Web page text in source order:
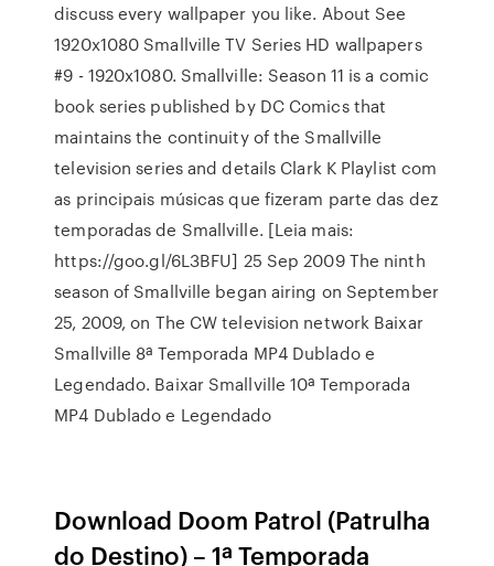
discuss every wallpaper you like. About See
1920x1080 Smallville TV Series HD wallpapers
#9 - 1920x1080. Smallville: Season 11 is a comic
book series published by DC Comics that
maintains the continuity of the Smallville
television series and details Clark K Playlist com
as principais músicas que fizeram parte das dez
temporadas de Smallville. [Leia mais:
https://goo.gl/6L3BFU] 25 Sep 2009 The ninth
season of Smallville began airing on September
25, 2009, on The CW television network Baixar
Smallville 8ª Temporada MP4 Dublado e
Legendado. Baixar Smallville 10ª Temporada
MP4 Dublado e Legendado
Download Doom Patrol (Patrulha
do Destino) – 1ª Temporada